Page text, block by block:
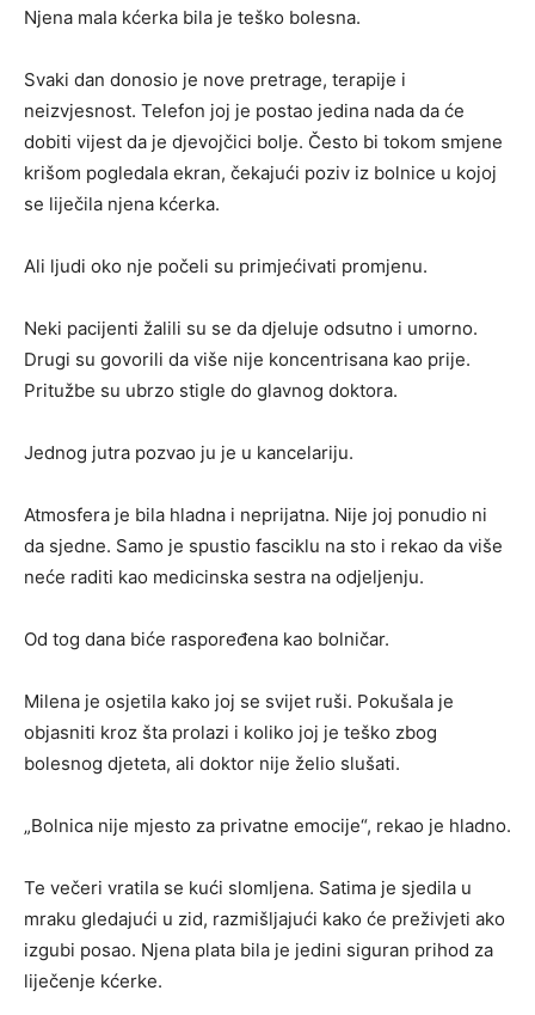
Njena mala kćerka bila je teško bolesna.
Svaki dan donosio je nove pretrage, terapije i
neizvjesnost. Telefon joj je postao jedina nada da će
dobiti vijest da je djevojčici bolje. Često bi tokom smjene
krišom pogledala ekran, čekajući poziv iz bolnice u kojoj
se liječila njena kćerka.
Ali ljudi oko nje počeli su primjećivati promjenu.
Neki pacijenti žalili su se da djeluje odsutno i umorno.
Drugi su govorili da više nije koncentrisana kao prije.
Pritužbe su ubrzo stigle do glavnog doktora.
Jednog jutra pozvao ju je u kancelariju.
Atmosfera je bila hladna i neprijatna. Nije joj ponudio ni
da sjedne. Samo je spustio fasciklu na sto i rekao da više
neće raditi kao medicinska sestra na odjeljenju.
Od tog dana biće raspoređena kao bolničar.
Milena je osjetila kako joj se svijet ruši. Pokušala je
objasniti kroz šta prolazi i koliko joj je teško zbog
bolesnog djeteta, ali doktor nije želio slušati.
„Bolnica nije mjesto za privatne emocije“, rekao je hladno.
Te večeri vratila se kući slomljena. Satima je sjedila u
mraku gledajući u zid, razmišljajući kako će preživjeti ako
izgubi posao. Njena plata bila je jedini siguran prihod za
liječenje kćerke.